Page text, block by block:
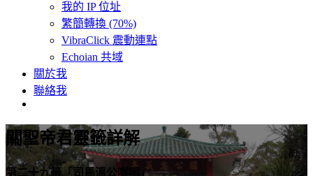
我的 IP 位址
繁簡轉換 (70%)
VibraClick 震動連點
Echoian 共域
關於我
聯絡我
關聖帝君靈籤詳解
第二十九籤「司馬溫公嗟困」